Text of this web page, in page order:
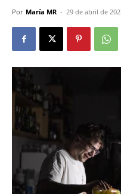
Por María MR - 29 de abril de